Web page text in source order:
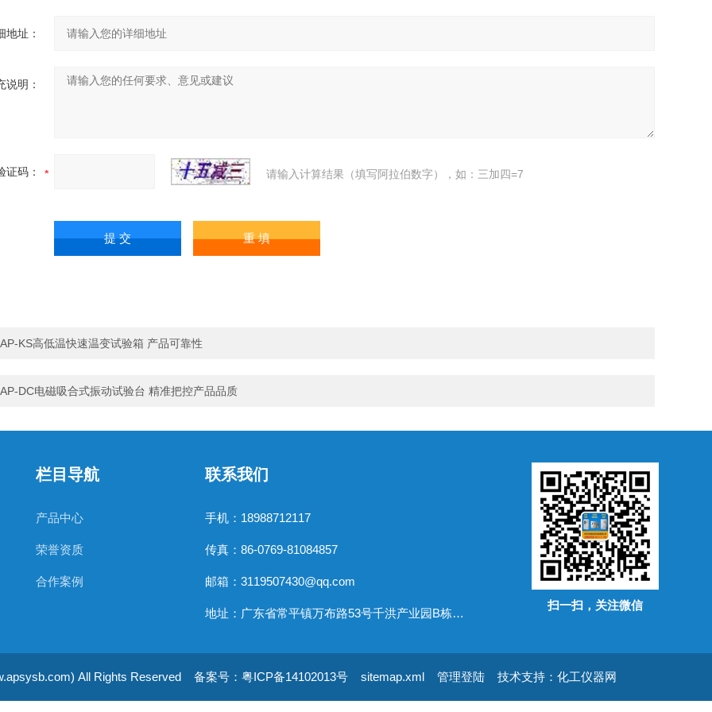
地址：
说明：
证码： 请输入计算结果（填写阿拉伯数字），如：三加四=7
AP-KS高低温快速温变试验箱 产品可靠性
AP-DC电磁吸合式振动试验台 精准把控产品品质
栏目导航
产品中心
荣誉资质
合作案例
联系我们
手机：18988712117
传真：86-0769-81084857
邮箱：3119507430@qq.com
地址：广东省常平镇万布路53号千洪产业园B栋四楼
扫一扫，关注微信
All Rights Reserved 备案号：粤ICP备14102013号 sitemap.xml 管理登陆 技术支持： 化工仪器网